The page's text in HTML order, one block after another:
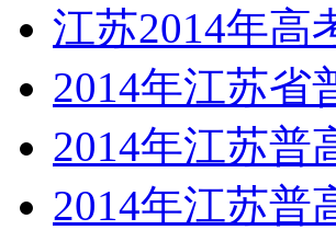
江苏2014年高
2014年江苏省
2014年江苏普
2014年江苏普